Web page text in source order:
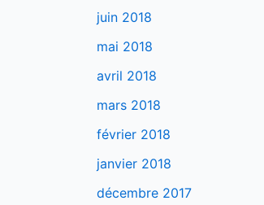
juin 2018
mai 2018
avril 2018
mars 2018
février 2018
janvier 2018
décembre 2017